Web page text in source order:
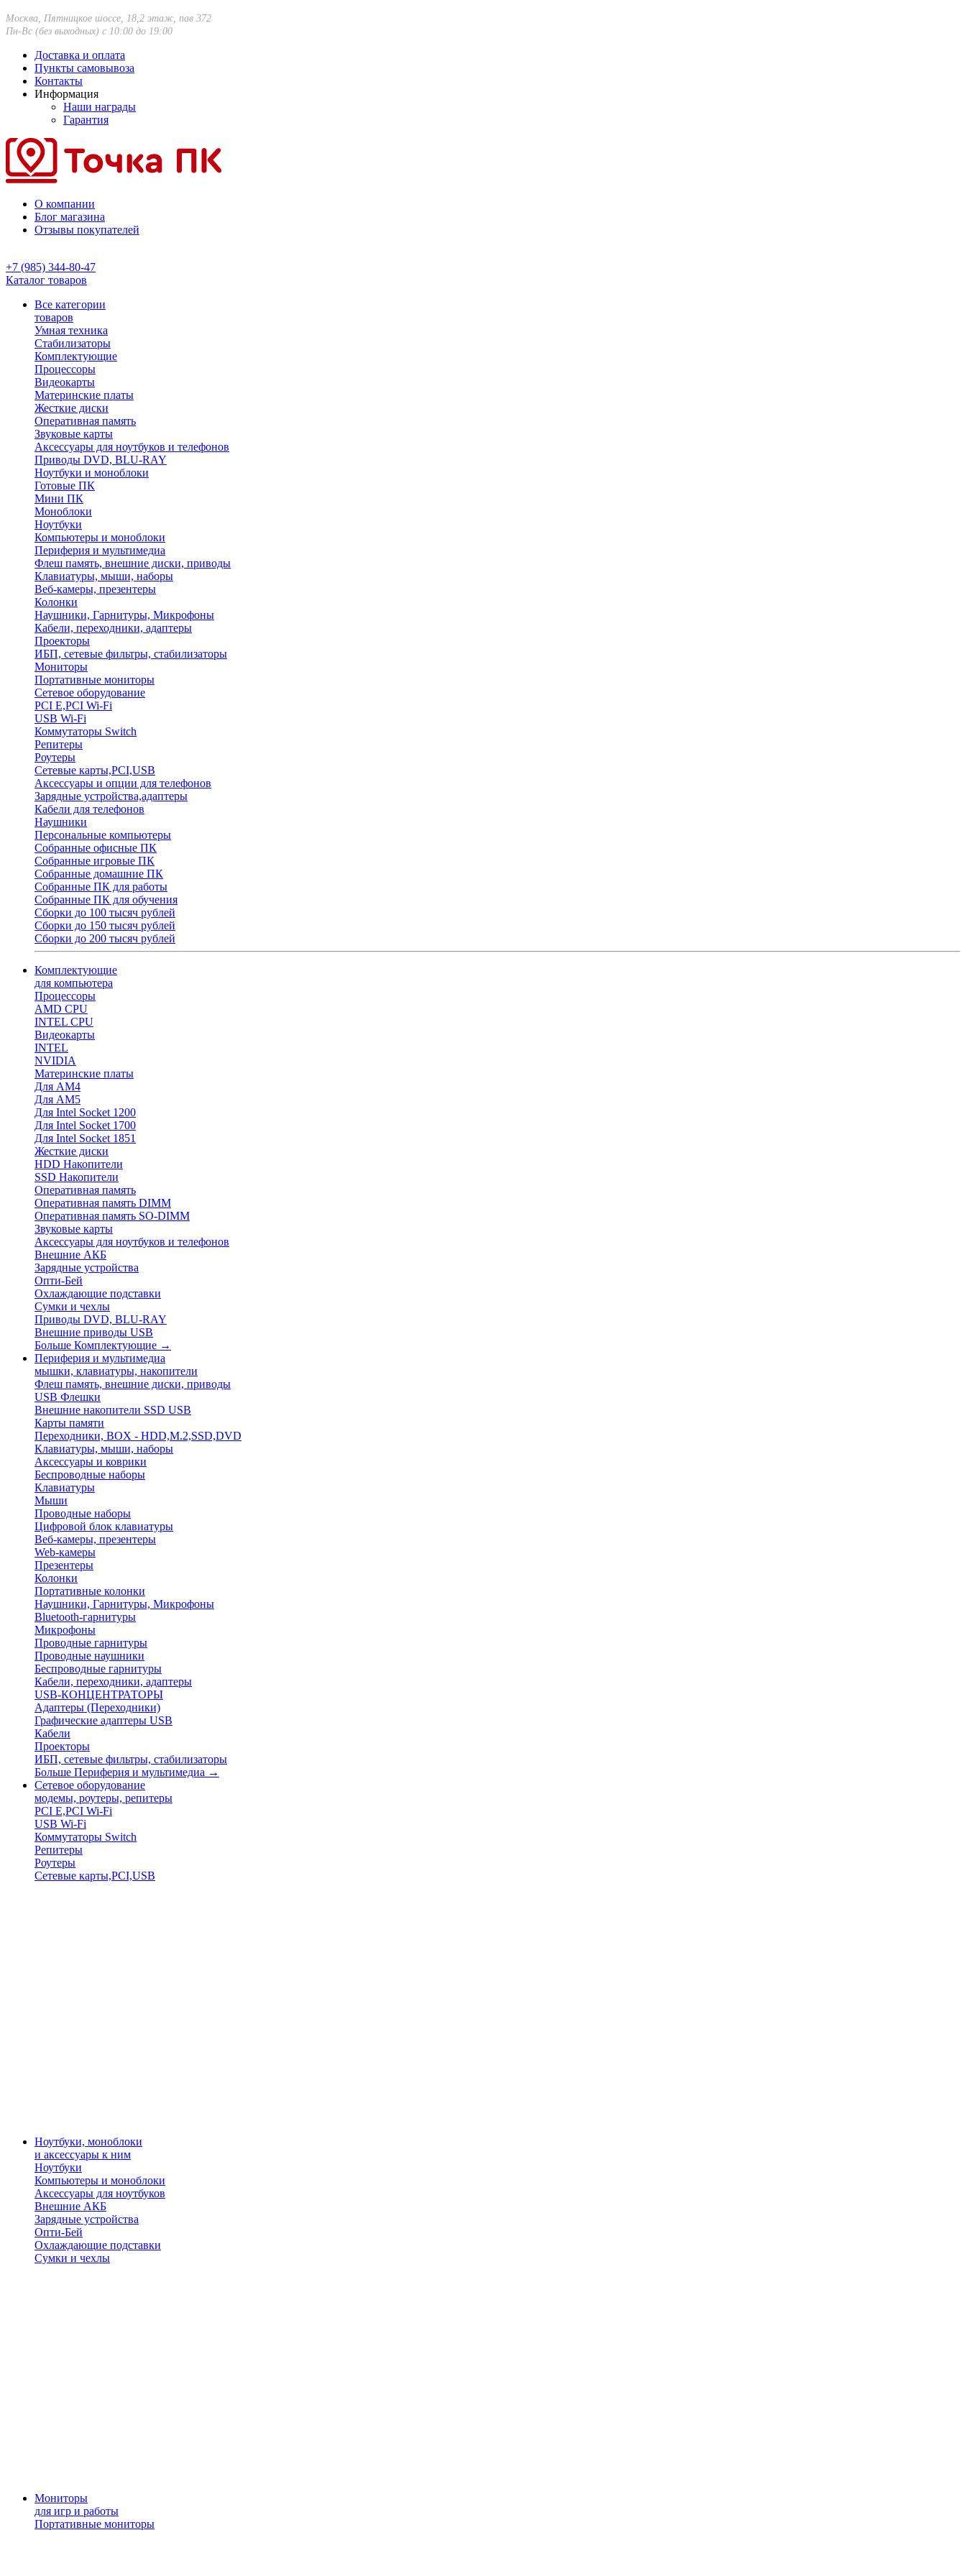
Москва, Пятницкое шоссе, 18,2 этаж, пав 372
Пн-Вс (без выходных) с 10:00 до 19:00
Доставка и оплата
Пункты самовывоза
Контакты
Информация
Наши награды
Гарантия
О компании
Блог магазина
Отзывы покупателей
+7 (985) 344-80-47
Каталог товаров
Все категории
товаров
Умная техника
Стабилизаторы
Комплектующие
Процессоры
Видеокарты
Материнские платы
Жесткие диски
Оперативная память
Звуковые карты
Аксессуары для ноутбуков и телефонов
Приводы DVD, BLU-RAY
Ноутбуки и моноблоки
Готовые ПК
Мини ПК
Моноблоки
Ноутбуки
Компьютеры и моноблоки
Периферия и мультимедиа
Флеш память, внешние диски, приводы
Клавиатуры, мыши, наборы
Веб-камеры, презентеры
Колонки
Наушники, Гарнитуры, Микрофоны
Кабели, переходники, адаптеры
Проекторы
ИБП, сетевые фильтры, стабилизаторы
Мониторы
Портативные мониторы
Сетевое оборудование
PCI E,PCI Wi-Fi
USB Wi-Fi
Коммутаторы Switch
Репитеры
Роутеры
Сетевые карты,PCI,USB
Аксессуары и опции для телефонов
Зарядные устройства,адаптеры
Кабели для телефонов
Наушники
Персональные компьютеры
Собранные офисные ПК
Собранные игровые ПК
Собранные домашние ПК
Собранные ПК для работы
Собранные ПК для обучения
Сборки до 100 тысяч рублей
Сборки до 150 тысяч рублей
Сборки до 200 тысяч рублей
Комплектующие
для компьютера
Процессоры
AMD CPU
INTEL CPU
Видеокарты
INTEL
NVIDIA
Материнские платы
Для AM4
Для AM5
Для Intel Socket 1200
Для Intel Socket 1700
Для Intel Socket 1851
Жесткие диски
HDD Накопители
SSD Накопители
Оперативная память
Оперативная память DIMM
Оперативная память SO-DIMM
Звуковые карты
Аксессуары для ноутбуков и телефонов
Внешние АКБ
Зарядные устройства
Опти-Бей
Охлаждающие подставки
Сумки и чехлы
Приводы DVD, BLU-RAY
Внешние приводы USB
Больше Комплектующие →
Периферия и мультимедиа
мышки, клавиатуры, накопители
Флеш память, внешние диски, приводы
USB Флешки
Внешние накопители SSD USB
Карты памяти
Переходники, BOX - HDD,M.2,SSD,DVD
Клавиатуры, мыши, наборы
Аксессуары и коврики
Беспроводные наборы
Клавиатуры
Мыши
Проводные наборы
Цифровой блок клавиатуры
Веб-камеры, презентеры
Web-камеры
Презентеры
Колонки
Портативные колонки
Наушники, Гарнитуры, Микрофоны
Bluetooth-гарнитуры
Микрофоны
Проводные гарнитуры
Проводные наушники
Беспроводные гарнитуры
Кабели, переходники, адаптеры
USB-КОНЦЕНТРАТОРЫ
Адаптеры (Переходники)
Графические адаптеры USB
Кабели
Проекторы
ИБП, сетевые фильтры, стабилизаторы
Больше Периферия и мультимедиа →
Сетевое оборудование
модемы, роутеры, репитеры
PCI E,PCI Wi-Fi
USB Wi-Fi
Коммутаторы Switch
Репитеры
Роутеры
Сетевые карты,PCI,USB
Ноутбуки, моноблоки
и аксессуары к ним
Ноутбуки
Компьютеры и моноблоки
Аксессуары для ноутбуков
Внешние АКБ
Зарядные устройства
Опти-Бей
Охлаждающие подставки
Сумки и чехлы
Мониторы
для игр и работы
Портативные мониторы